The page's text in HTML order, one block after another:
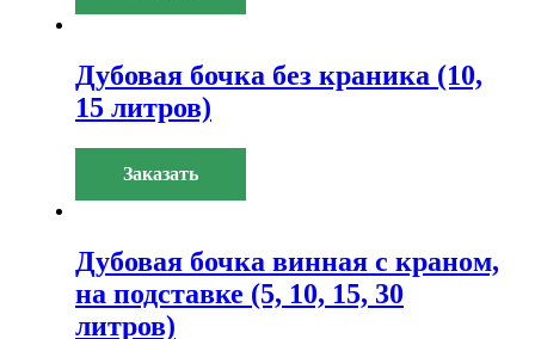
Дубовая бочка без краника (10,
15 литров)
Заказать
Дубовая бочка винная с краном,
на подставке (5, 10, 15, 30
литров)